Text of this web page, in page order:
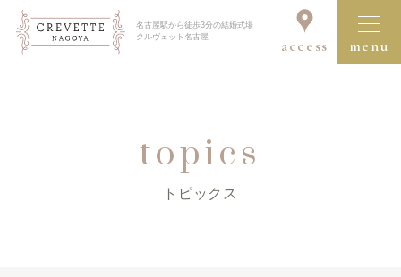
名古屋駅から徒歩3分の結婚式場
クルヴェット名古屋
access menu
クルヴェット名古屋の結婚式
topics
トピックス